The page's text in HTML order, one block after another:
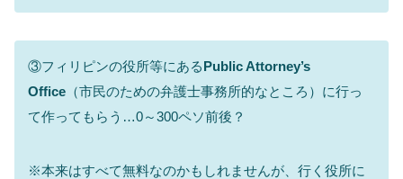
③フィリピンの役所等にあるPublic Attorney’s
Office （市民のための弁護士事務所的なところ）に行っ
て作ってもらう…0～300ペソ前後？
※本来はすべて無料なのかもしれませんが、行く役所に